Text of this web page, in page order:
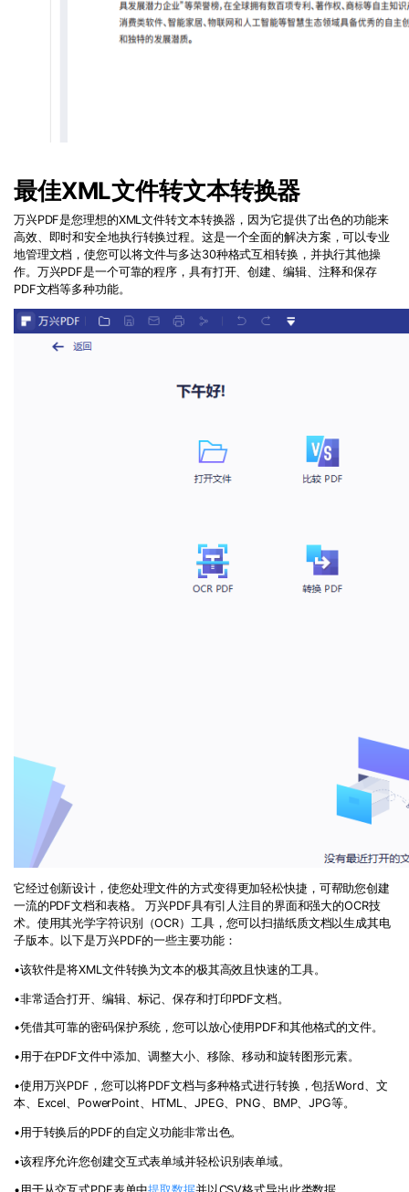
最佳XML文件转文本转换器
万兴PDF是您理想的XML文件转文本转换器，因为它提供了出色的功能来
高效、即时和安全地执行转换过程。这是一个全面的解决方案，可以专业
地管理文档，使您可以将文件与多达30种格式互相转换，并执行其他操
作。万兴PDF是一个可靠的程序，具有打开、创建、编辑、注释和保存
PDF文档等多种功能。
它经过创新设计，使您处理文件的方式变得更加轻松快捷，可帮助您创建
一流的PDF文档和表格。 万兴PDF具有引人注目的界面和强大的OCR技
术。使用其光学字符识别（OCR）工具，您可以扫描纸质文档以生成其电
子版本。以下是万兴PDF的一些主要功能：
•该软件是将XML文件转换为文本的极其高效且快速的工具。
•非常适合打开、编辑、标记、保存和打印PDF文档。
•凭借其可靠的密码保护系统，您可以放心使用PDF和其他格式的文件。
•用于在PDF文件中添加、调整大小、移除、移动和旋转图形元素。
•使用万兴PDF，您可以将PDF文档与多种格式进行转换，包括Word、文
本、Excel、PowerPoint、HTML、JPEG、PNG、BMP、JPG等。
•用于转换后的PDF的自定义功能非常出色。
•该程序允许您创建交互式表单域并轻松识别表单域。